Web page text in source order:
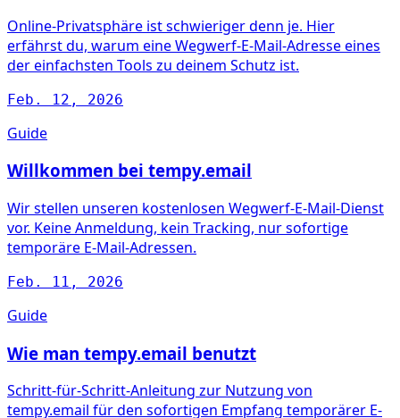
Online-Privatsphäre ist schwieriger denn je. Hier
erfährst du, warum eine Wegwerf-E-Mail-Adresse eines
der einfachsten Tools zu deinem Schutz ist.
Feb. 12, 2026
Guide
Willkommen bei tempy.email
Wir stellen unseren kostenlosen Wegwerf-E-Mail-Dienst
vor. Keine Anmeldung, kein Tracking, nur sofortige
temporäre E-Mail-Adressen.
Feb. 11, 2026
Guide
Wie man tempy.email benutzt
Schritt-für-Schritt-Anleitung zur Nutzung von
tempy.email für den sofortigen Empfang temporärer E-